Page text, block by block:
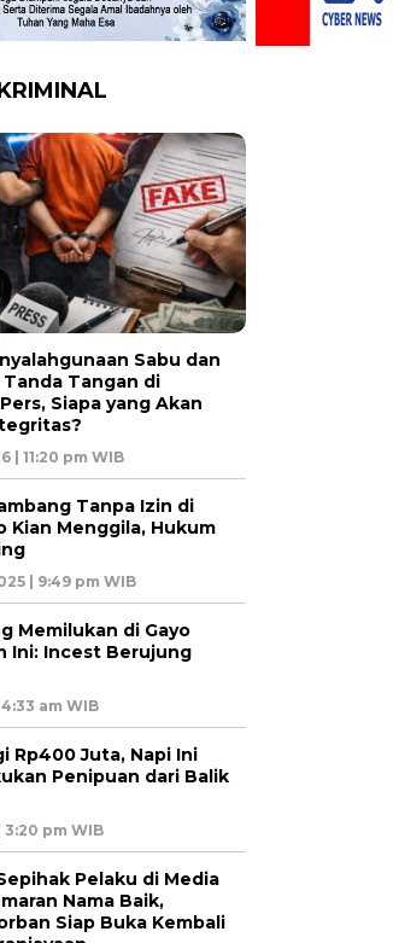
Sabu dan
Tanda Tangan di
Siapa yang Akan
| 11:20 pm WIB
Tanpa Izin di
Kian Menggila, Hukum
| 9:49 pm WIB
Memilukan di Gayo
Ini: Incest Berujung
am WIB
Rp400 Juta, Napi Ini
Penipuan dari Balik
3:20 pm WIB
Pelaku di Media
Nama Baik,
Siap Buka Kembali